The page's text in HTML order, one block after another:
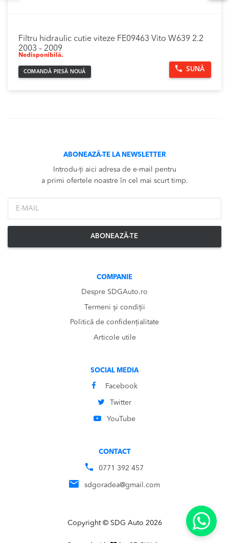
Filtru hidraulic cutie viteze FE09463 Vito W639 2.2
2003 – 2009
Nedisponibilă.
COMANDĂ PIESĂ NOUĂ SUNĂ
ABONEAZĂ-TE LA NEWSLETTER
Introdu-ți aici adresa de e-mail pentru
a primi ofertele noastre în cel mai scurt timp.
ABONEAZĂ-TE
COMPANIE
Despre SDGAuto.ro
Termeni și condiții
Politică de confidențialitate
Articole utile
SOCIAL MEDIA
Facebook
Twitter
YouTube
CONTACT
0771 392 457
sdgoradea@gmail.com
Copyright © SDG Auto 2026